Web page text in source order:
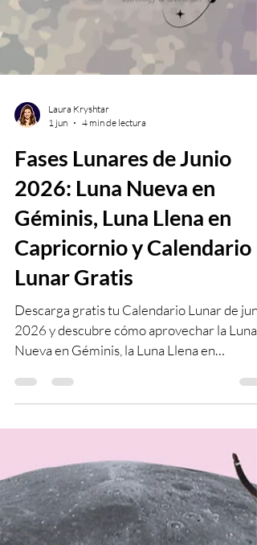
1 jun
4 min de lectura
Fases Lunares de Junio
2026: Luna Nueva en
Géminis, Luna Llena en
Capricornio y Calendario
Lunar Gratis
Descarga gratis tu Calendario Lunar de
Nueva en Géminis, la Luna Llena en
Capricornio y los principales tránsitos